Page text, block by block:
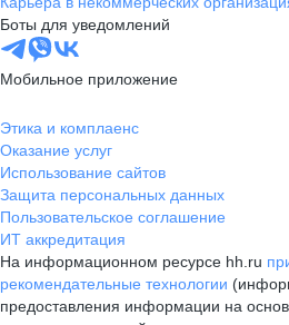
Боты для уведомлений
Мобильное приложение
Этика и комплаенс
Оказание услуг
Использование сайтов
Защита персональных данных
Пользовательское соглашение
ИТ аккредитация
На информационном ресурсе hh.ru
рекомендательные технологии
предоставления информации на